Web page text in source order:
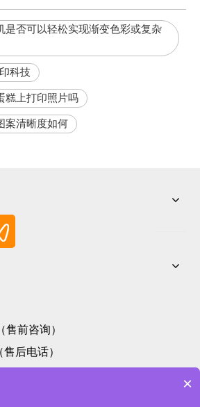
是否可以轻松实现渐变色彩或复杂
科技
糕上打印照片吗
案清晰度如何
售前咨询）
售后电话）
×